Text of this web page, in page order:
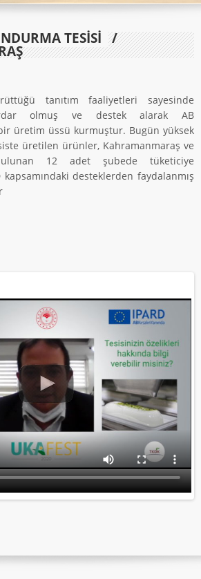
TESİSİ /
tanıtım faaliyetleri sayesinde
olmuş ve destek alarak AB
üretim üssü kurmuştur. Bugün yüksek
üretilen ürünler, Kahramanmaraş ve
12 adet şubede tüketiciye
kapsamındaki desteklerden faydalanmış